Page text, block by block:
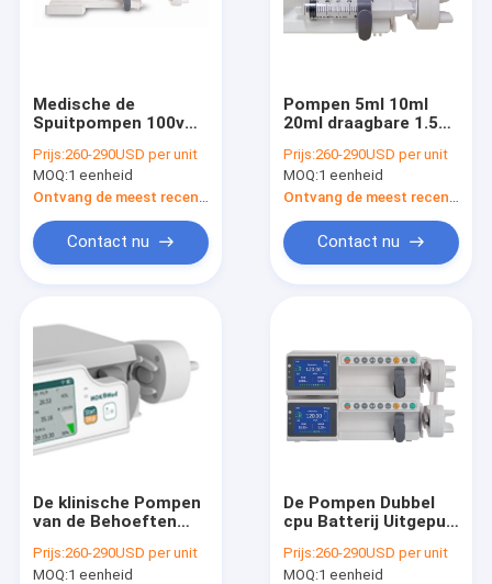
Medische de
Spuitpompen 100v
- 240v 50/60Hz
Prijs:260-290USD per unit
MOQ:1 eenheid
Contact nu
Pompen 5ml 10ml
20ml draagbare 1.5kg
Medische Spuit
Prijs:260-290USD per unit
MOQ:1 eenheid
Contact nu
De klinische Pompen
van de Behoeften
Laag batterijalarm
Prijs:260-290USD per unit
MOQ:1 eenheid
De Pompen Dubbel
cpu Batterij Uitgeput
screen Medisch Spuit
Prijs:260-290USD per unit
MOQ:1 eenheid